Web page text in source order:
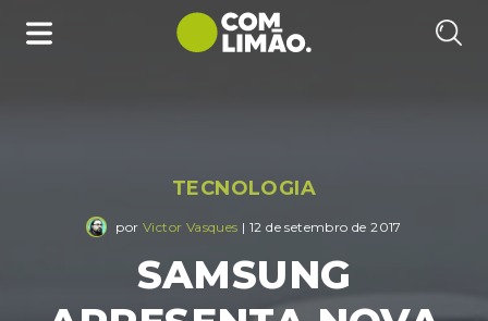
TECNOLOGIA
porVictor Vasques | 12 de setembro de 2017
SAMSUNG